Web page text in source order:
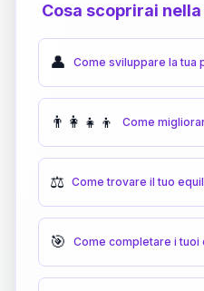
Cosa scoprirai
👤 Come sviluppare la tua
👨‍👩‍👧‍👦 Come
⚖️ Come trovare il tuo
🎯 Come completare i tuoi